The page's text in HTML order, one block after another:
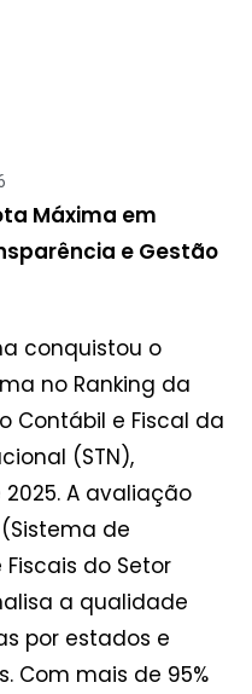
Máxima em
e Gestão
conquistou o
no Ranking da
Contábil e Fiscal da
(STN),
A avaliação
de
do Setor
a qualidade
por estados e
Com mais de 95%